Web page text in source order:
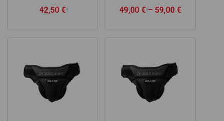
42,50€ 49,00€ – 59,00€Price